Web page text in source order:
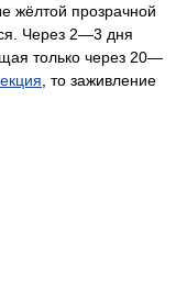
жёлтой прозрачной
Через 2—3 дня
только через 20—
, то заживление